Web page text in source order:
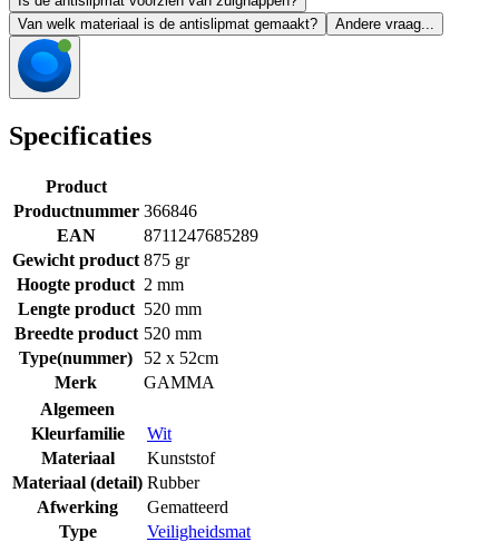
Van welk materiaal is de antislipmat gemaakt?
Andere vraag...
Specificaties
Product
Productnummer 366846
EAN
8711247685289
Gewicht product 875 gr
Hoogte product 2 mm
Lengte product 520 mm
Breedte product 520 mm
Type(nummer)
52 x 52cm
Merk
GAMMA
Algemeen
Kleurfamilie
Wit
Materiaal
Kunststof
Materiaal (detail) Rubber
Afwerking
Gematteerd
Type
Veiligheidsmat